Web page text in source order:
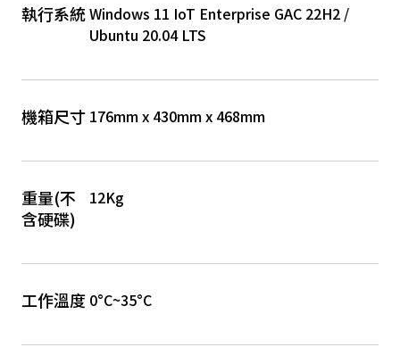
執行系統Windows 11 IoT Enterprise GAC 22H2 /
Ubuntu 20.04 LTS
機箱尺寸 176mm x 430mm x 468mm
重量(不
含硬碟)
12Kg
工作溫度 0°C~35°C